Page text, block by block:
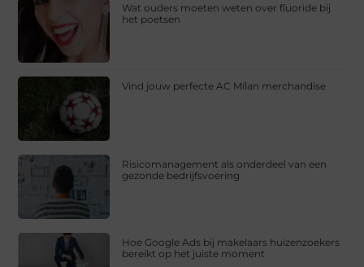
Wat ouders moeten weten over fluoride bij
het poetsen
Vind jouw perfecte AC Milan merchandise
Risicomanagement als onderdeel van een
gezonde bedrijfsvoering
Hoe Google Ads bij makelaars huizenzoekers
bereikt op het juiste moment